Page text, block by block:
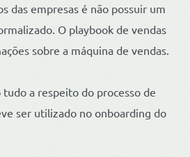
das empresas é não possuir um
O playbook de vendas
sobre a máquina de vendas.
a respeito do processo de
ser utilizado no onboarding do